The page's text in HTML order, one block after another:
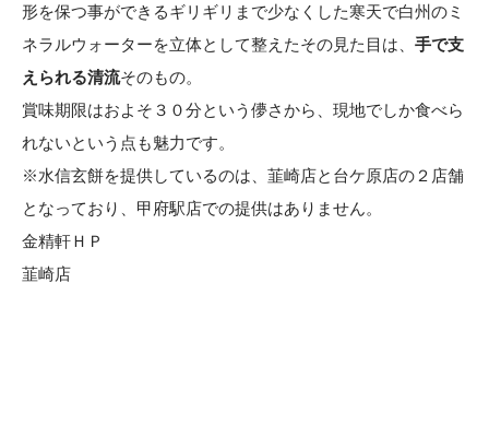
形を保つ事ができるギリギリまで少なくした寒天で白州のミ
ネラルウォーターを立体として整えたその見た目は、 手で支
えられる清流そのもの。
賞味期限はおよそ３０分という儚さから、現地でしか食べら
れないという点も魅力です。
※水信玄餅を提供しているのは、韮崎店と台ケ原店の２店舗
となっており、甲府駅店での提供はありません。
金精軒ＨＰ
韮崎店